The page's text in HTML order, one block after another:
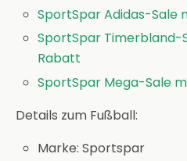
SportSpar Adidas-Sale
SportSpar Timerbland-
Rabatt
SportSpar Mega-Sale
Details zum Fußball:
Marke: Sportspar